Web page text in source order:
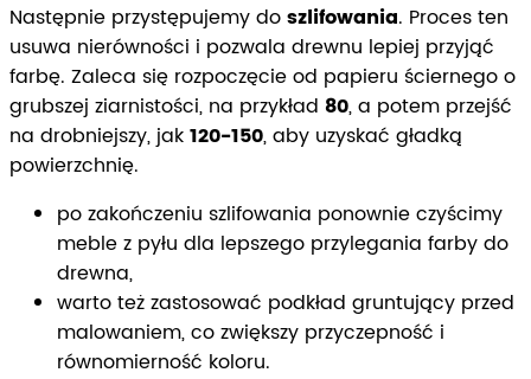
Następnie przystępujemy doszlifowania. Proces ten
usuwa nierówności i pozwala drewnu lepiej przyjąć
farbę. Zaleca się rozpoczęcie od papieru ściernego o
grubszej ziarnistości, na przykład 80, a potem przejść
na drobniejszy, jak120-150, aby uzyskać gładką
powierzchnię.
po zakończeniu szlifowania ponownie czyścimy
meble z pyłu dla lepszego przylegania farby do
drewna,
warto też zastosować podkład gruntujący przed
malowaniem, co zwiększy przyczepność i
równomierność koloru.